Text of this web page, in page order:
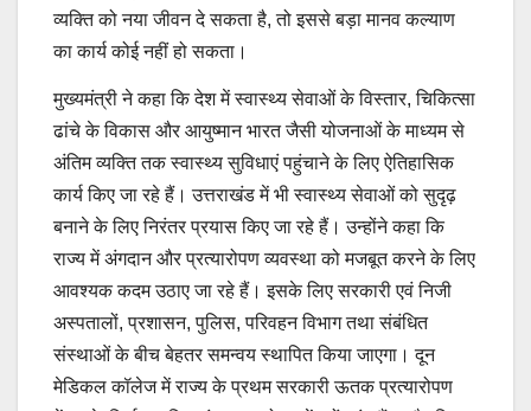
व्यक्ति को नया जीवन दे सकता है, तो इससे बड़ा मानव कल्याण
का कार्य कोई नहीं हो सकता।
मुख्यमंत्री ने कहा कि देश में स्वास्थ्य सेवाओं के विस्तार, चिकित्सा
ढांचे के विकास और आयुष्मान भारत जैसी योजनाओं के माध्यम से
अंतिम व्यक्ति तक स्वास्थ्य सुविधाएं पहुंचाने के लिए ऐतिहासिक
कार्य किए जा रहे हैं। उत्तराखंड में भी स्वास्थ्य सेवाओं को सुदृढ़
बनाने के लिए निरंतर प्रयास किए जा रहे हैं। उन्होंने कहा कि
राज्य में अंगदान और प्रत्यारोपण व्यवस्था को मजबूत करने के लिए
आवश्यक कदम उठाए जा रहे हैं। इसके लिए सरकारी एवं निजी
अस्पतालों, प्रशासन, पुलिस, परिवहन विभाग तथा संबंधित
संस्थाओं के बीच बेहतर समन्वय स्थापित किया जाएगा। दून
मेडिकल कॉलेज में राज्य के प्रथम सरकारी ऊतक प्रत्यारोपण